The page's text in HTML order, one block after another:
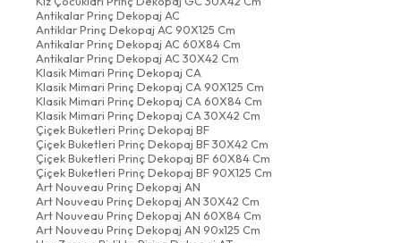
Antikalar Prinç Dekopaj AC
Antiklar Prinç Dekopaj AC 90X125 Cm
Antikalar Prinç Dekopaj AC 60X84 Cm
Antikalar Prinç Dekopaj AC 30X42 Cm
Klasik Mimari Prinç Dekopaj CA
Klasik Mimari Prinç Dekopaj CA 90X125 Cm
Klasik Mimari Prinç Dekopaj CA 60X84 Cm
Klasik Mimari Prinç Dekopaj CA 30X42 Cm
Çiçek Buketleri Prinç Dekopaj BF
Çiçek Buketleri Prinç Dekopaj BF 30X42 Cm
Çiçek Buketleri Prinç Dekopaj BF 60X84 Cm
Çiçek Buketleri Prinç Dekopaj BF 90X125 Cm
Art Nouveau Prinç Dekopaj AN
Art Nouveau Prinç Dekopaj AN 30X42 Cm
Art Nouveau Prinç Dekopaj AN 60X84 Cm
Art Nouveau Prinç Dekopaj AN 90x125 Cm